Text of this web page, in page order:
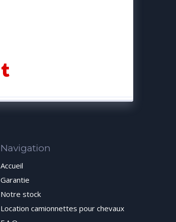
Navigation
Accueil
Garantie
Notre stock
Location camionnettes pour chevaux